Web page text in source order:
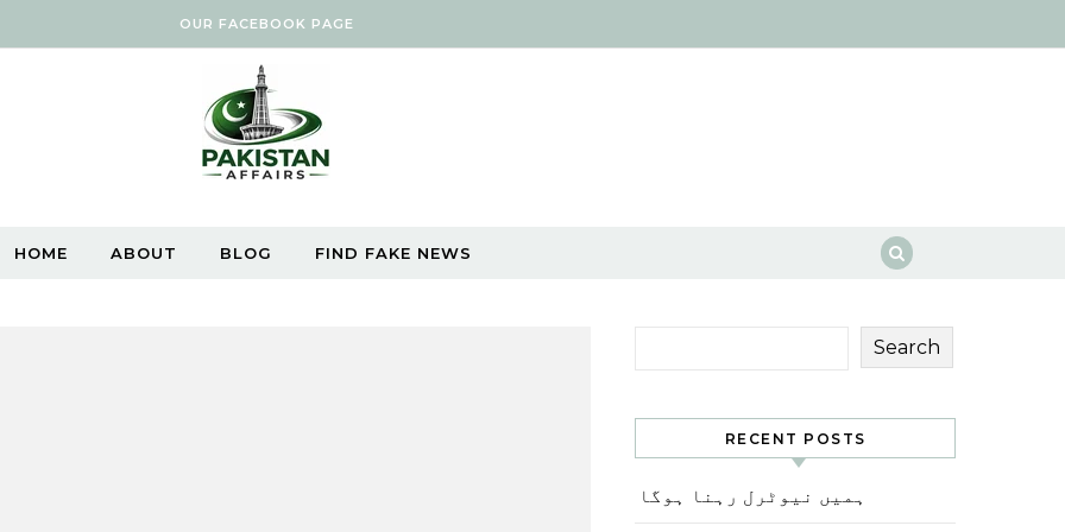
OUR FACEBOOK PAGE
HOME ABOUT BLOG FIND FAKE NEWS
Search
RECENT POSTS
ہمیں نیوٹرل رہنا ہوگا